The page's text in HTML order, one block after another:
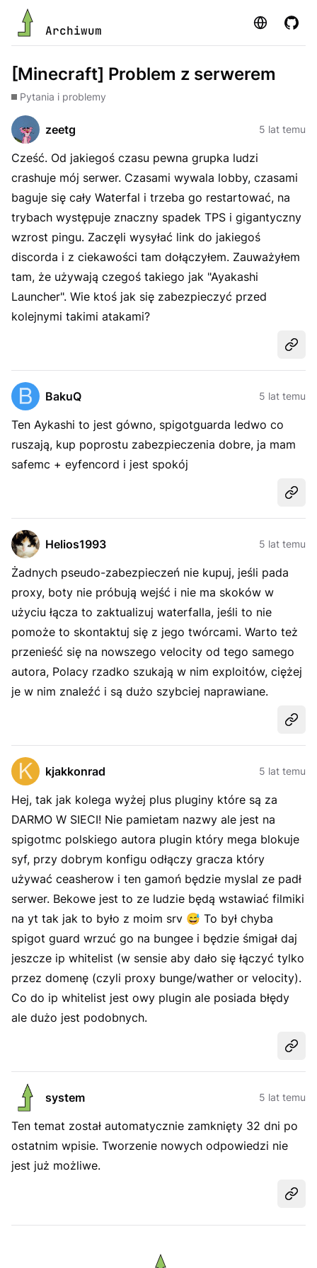
Archiwum Strona
[Minecraft] Problem z serwerem
Pytania i problemy
zeetg 5 lat temu
Cześć. Od jakiegoś czasu pewna grupka ludzi
crashuje mój serwer. Czasami wywala lobby, czasami
baguje się cały Waterfal i trzeba go restartować, na
trybach występuje znaczny spadek TPS i gigantyczny
wzrost pingu. Zaczęli wysyłać link do jakiegoś
discorda i z ciekawości tam dołączyłem. Zauważyłem
tam, że używają czegoś takiego jak "Ayakashi
Launcher". Wie ktoś jak się zabezpieczyć przed
kolejnymi takimi atakami?
BakuQ 5 lat temu
Ten Aykashi to jest gówno, spigotguarda ledwo co
ruszają, kup poprostu zabezpieczenia dobre, ja mam
safemc + eyfencord i jest spokój
Helios1993 5 lat temu
Żadnych pseudo-zabezpieczeń nie kupuj, jeśli pada
proxy, boty nie próbują wejść i nie ma skoków w
użyciu łącza to zaktualizuj waterfalla, jeśli to nie
pomoże to skontaktuj się z jego twórcami. Warto też
przenieść się na nowszego velocity od tego samego
autora, Polacy rzadko szukają w nim exploitów, ciężej
je w nim znaleźć i są dużo szybciej naprawiane.
kjakkonrad 5 lat temu
Hej, tak jak kolega wyżej plus pluginy które są za
DARMO W SIECI! Nie pamietam nazwy ale jest na
spigotmc polskiego autora plugin który mega blokuje
syf, przy dobrym konfigu odłączy gracza który
używać ceasherow i ten gamoń będzie myslal ze padł
serwer. Bekowe jest to ze ludzie będą wstawiać filmiki
na yt tak jak to było z moim srv 😅 To był chyba
spigot guard wrzuć go na bungee i będzie śmigał daj
jeszcze ip whitelist (w sensie aby dało się łączyć tylko
przez domenę (czyli proxy bunge/wather or velocity).
Co do ip whitelist jest owy plugin ale posiada błędy
ale dużo jest podobnych.
system 5 lat temu
Ten temat został automatycznie zamknięty 32 dni po
ostatnim wpisie. Tworzenie nowych odpowiedzi nie
jest już możliwe.